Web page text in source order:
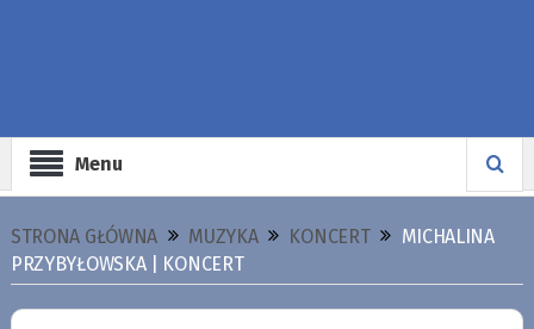
Menu
STRONA GŁÓWNA MUZYKA KONCERT
MICHALINA
PRZYBYŁOWSKA | KONCERT